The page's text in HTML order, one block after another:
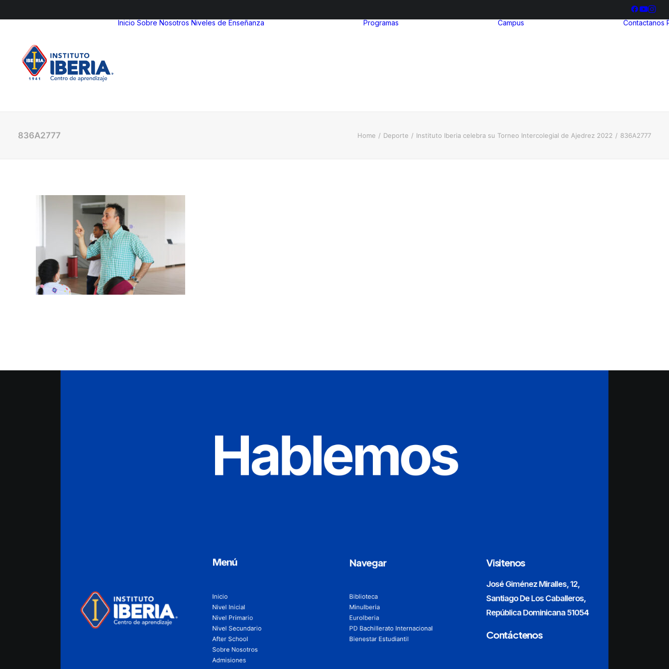
Inicio Sobre Nosotros Niveles de Enseñanza Programas Campus Contactanos
836A2777 Home Deporte Instituto Iberia celebra su Torneo Intercolegial de Ajedrez 2022 836A2777
Hablemos
Menú
Inicio
Nivel Inicial
Nivel Primario
Nivel Secundario
After School
Sobre Nosotros
Admisiones
Navegar
Biblioteca
MinuIberia
EuroIberia
PD Bachillerato Internacional
Bienestar Estudiantil
Visitenos
José Giménez Miralles, 12,
Santiago De Los Caballeros,
República Dominicana 51054
Contáctenos